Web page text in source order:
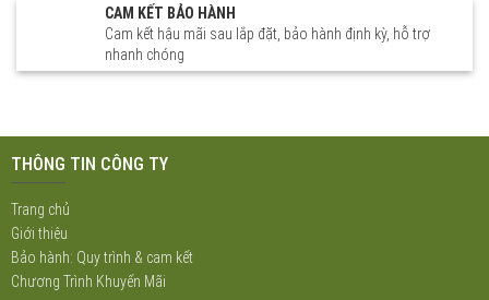
CAM KẾT BẢO HÀNH
Cam kết hậu mãi sau lắp đặt, bảo hành định kỳ, hỗ trợ
nhanh chóng
THÔNG TIN CÔNG TY
Trang chủ
Giới thiệu
Bảo hành: Quy trình & cam kết
Chương Trình Khuyến Mãi